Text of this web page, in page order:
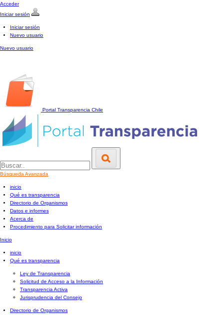
Acceder
Iniciar sesión
Iniciar sesión
Nuevo usuario
Nuevo usuario
Portal Transparencia Chile
Búsqueda Avanzada
inicio
Qué es transparencia
Directorio de Organismos
Datos e informes
Acerca de
Procedimiento para Solicitar información
Inicio
inicio
Qué es transparencia
Ley de Transparencia
Solicitud de Acceso a la Información
Transparencia Activa
Jurisprudencia del Consejo
Directorio de Organismos